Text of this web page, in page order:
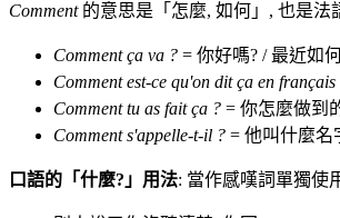
Comment的意思是「怎麼, 如何」, 也是法
Comment ça va ? = 你好嗎? / 最近如
Comment est-ce qu'on dit ça en français
Comment tu as fait ça ? = 你怎麼做到
Comment s'appelle-t-il ? = 他叫什麼名
口語的「什麼?」用法: 當作感嘆詞單獨使